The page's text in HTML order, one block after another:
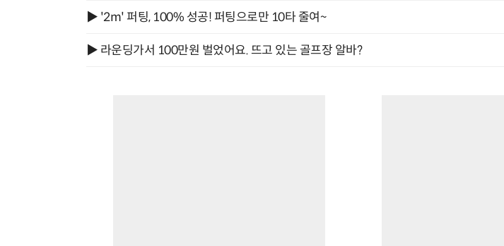
▶ '2m' 퍼팅, 100% 성공! 퍼팅으로만 10타 줄여~
▶ 라운딩가서 100만원 벌었어요. 뜨고 있는 골프장 알바?